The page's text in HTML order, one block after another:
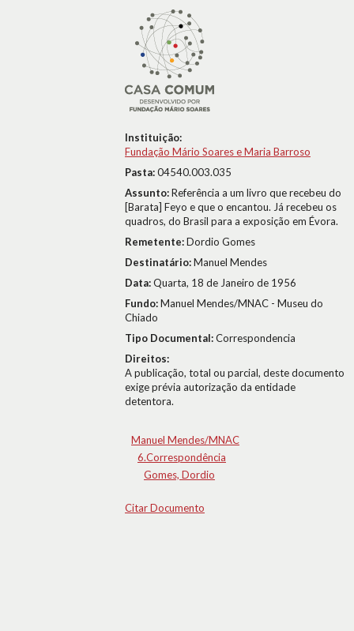
Instituição:
Fundação Mário Soares e Maria Barroso
Pasta:04540.003.035
Assunto:Referência a um livro que recebeu do
[Barata] Feyo e que o encantou. Já recebeu os
quadros, do Brasil para a exposição em Évora.
Remetente:Dordio Gomes
Destinatário:Manuel Mendes
Data:Quarta, 18 de Janeiro de 1956
Fundo:Manuel Mendes/MNAC - Museu do
Chiado
Tipo Documental:Correspondencia
Direitos:
A publicação, total ou parcial, deste documento
exige prévia autorização da entidade
detentora.
Manuel Mendes/MNAC
6.Correspondência
Gomes, Dordio
Citar Documento